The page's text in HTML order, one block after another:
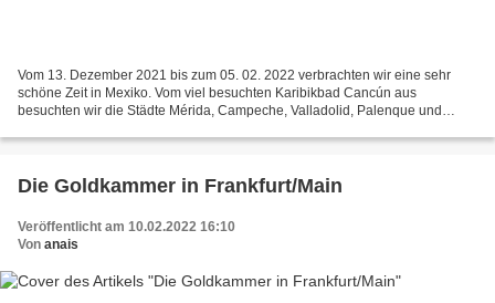
Vom 13. Dezember 2021 bis zum 05. 02. 2022 verbrachten wir eine sehr
schöne Zeit in Mexiko. Vom viel besuchten Karibikbad Cancún aus
besuchten wir die Städte Mérida, Campeche, Valladolid, Palenque und
Die Goldkammer in Frankfurt/Main
Veröffentlicht am 10.02.2022 16:10
Von anais